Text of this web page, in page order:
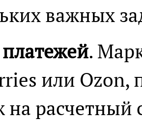
важных
.
или Ozon,
расчетный